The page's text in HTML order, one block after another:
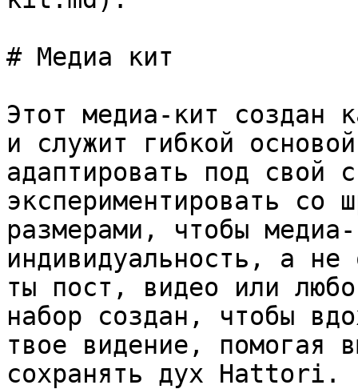
# Медиа кит
Этот медиа-кит создан
и служит гибкой
адаптировать под свой
экспериментировать со
размерами, чтобы
индивидуальность, а
ты пост, видео или
набор создан, чтобы
твое видение, помогая
сохранять дух Hattori.